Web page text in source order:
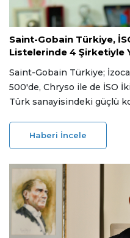
23 Haziran 2026
Saint-Gobain Türkiye,
Listelerinde 4 Şirketiyle
Saint-Gobain Türkiye;
500'de, Chryso ile de İSO
Türk sanayisindeki güçlü
Haberi İncele